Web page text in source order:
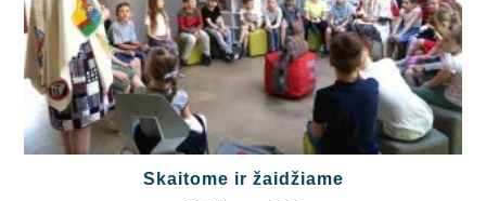
Skaitome ir žaidžiame